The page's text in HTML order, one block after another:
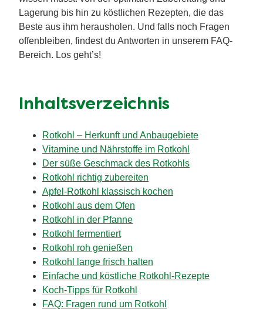
Lagerung bis hin zu köstlichen Rezepten, die das
Beste aus ihm herausholen. Und falls noch Fragen
offenbleiben, findest du Antworten in unserem FAQ-
Bereich. Los geht’s!
Inhaltsverzeichnis
Rotkohl – Herkunft und Anbaugebiete
Vitamine und Nährstoffe im Rotkohl
Der süße Geschmack des Rotkohls
Rotkohl richtig zubereiten
Apfel-Rotkohl klassisch kochen
Rotkohl aus dem Ofen
Rotkohl in der Pfanne
Rotkohl fermentiert
Rotkohl roh genießen
Rotkohl lange frisch halten
Einfache und köstliche Rotkohl-Rezepte
Koch-Tipps für Rotkohl
FAQ: Fragen rund um Rotkohl